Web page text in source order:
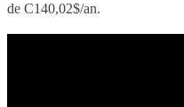
de C140,02$/an.